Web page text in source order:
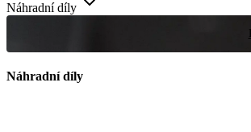
Náhradní díly
Náhradní díly